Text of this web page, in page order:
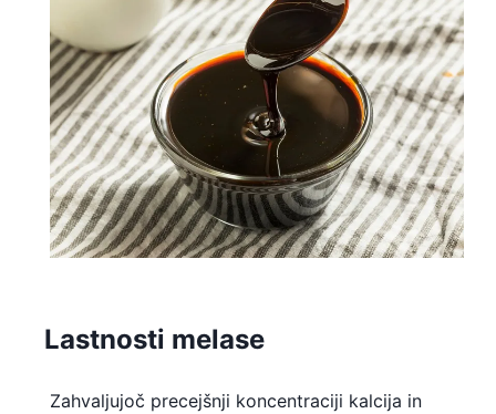
Lastnosti melase
Zahvaljujoč precejšnji koncentraciji kalcija in